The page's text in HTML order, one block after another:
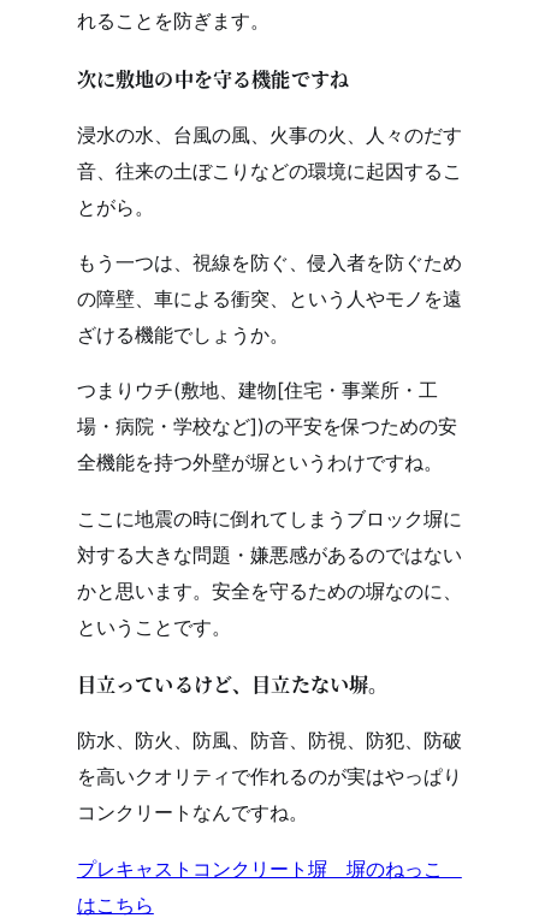
れることを防ぎます。
次に敷地の中を守る機能ですね
浸水の水、台風の風、火事の火、人々のだす
音、往来の土ぼこりなどの環境に起因するこ
とがら。
もう一つは、視線を防ぐ、侵入者を防ぐため
の障壁、車による衝突、という人やモノを遠
ざける機能でしょうか。
つまりウチ(敷地、建物[住宅・事業所・工
場・病院・学校など])の平安を保つための安
全機能を持つ外壁が塀というわけですね。
ここに地震の時に倒れてしまうブロック塀に
対する大きな問題・嫌悪感があるのではない
かと思います。安全を守るための塀なのに、
ということです。
目立っているけど、目立たない塀。
防水、防火、防風、防音、防視、防犯、防破
を高いクオリティで作れるのが実はやっぱり
コンクリートなんですね。
プレキャストコンクリート塀 塀のねっこ
はこちら